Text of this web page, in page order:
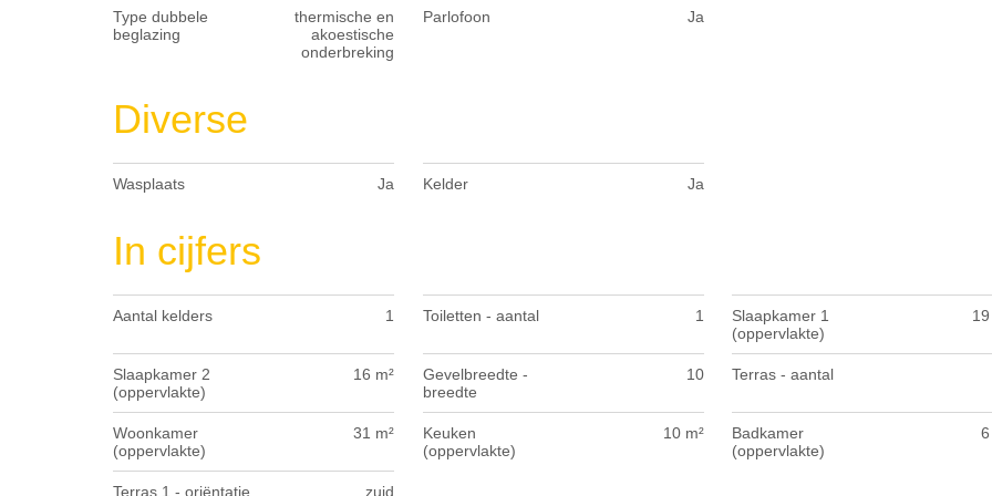
Type dubbele
beglazing
thermische en
akoestische
onderbreking
Parlofoon Ja
Diverse
Wasplaats Ja Kelder Ja
In cijfers
Aantal kelders 1 Toiletten - aantal 1
Slaapkamer 1
(oppervlakte)
19
Slaapkamer 2
(oppervlakte)
16 m²
Gevelbreedte -
breedte
10 Terras - aantal
Woonkamer
(oppervlakte)
31 m²
Keuken
(oppervlakte)
10 m²
Badkamer
(oppervlakte)
6
Terras 1 - oriëntatie zuid